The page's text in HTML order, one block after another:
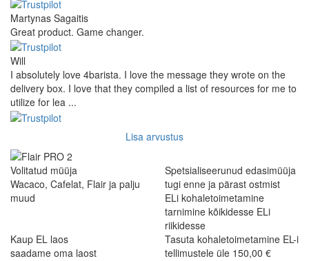
Martynas Sagaitis
Great product. Game changer.
Will
I absolutely love 4barista. I love the message they wrote on the
delivery box. I love that they compiled a list of resources for me to
utilize for lea ...
Lisa arvustus
Volitatud müüja
Wacaco, Cafelat, Flair ja palju
muud
Spetsialiseerunud edasimüüja
tugi enne ja pärast ostmist
ELi kohaletoimetamine
tarnimine kõikidesse ELi
riikidesse
Kaup EL laos
saadame oma laost
Tasuta kohaletoimetamine EL-i
tellimustele üle 150,00 €